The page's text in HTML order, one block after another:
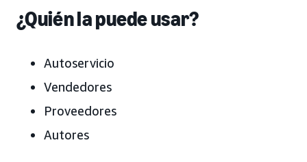
¿Quién la puede usar?
Autoservicio
Vendedores
Proveedores
Autores